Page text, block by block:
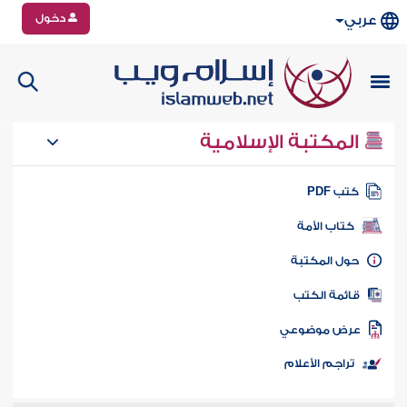
عربي دخول
المكتبة الإسلامية
كتب PDF
كتاب الأمة
المكتبة
الكتب
موضوعي